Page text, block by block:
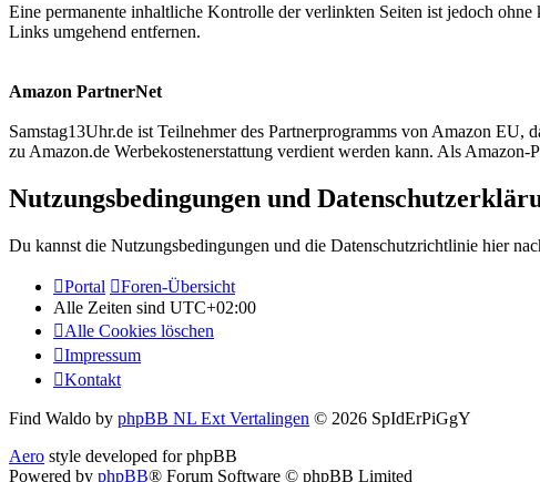
Eine permanente inhaltliche Kontrolle der verlinkten Seiten ist jedoch
Links umgehend entfernen.
Amazon PartnerNet
Samstag13Uhr.de ist Teilnehmer des Partnerprogramms von Amazon
zu Amazon.de Werbekostenerstattung verdient werden kann. Als
Nutzungsbedingungen und
Du kannst die Nutzungsbedingungen und die Datenschutzrichtlinie hier
Portal
Foren-Übersicht
Alle Zeiten sind UTC+02:00
Alle Cookies löschen
Impressum
Kontakt
Find Waldo by phpBB NL Ext Vertalingen © 2026 SpIdErPiGgY
Aero style developed for phpBB
Powered by phpBB® Forum Software © phpBB Limited